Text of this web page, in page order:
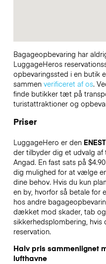
Bagageopbevaring har
LuggageHeros
opbevaringssted i en butik
sammen verificeret af os.
finde butikker tæt på
turistattraktioner og
Priser
LuggageHero er den
der tilbyder dig et udvalg
Angad. En fast sats på
dig mulighed for at vælge
dine behov. Hvis du kun
en by, hvorfor så betale for
hos andre
dækket mod skader, tab
sikkerhedsplombering,
reservation.
Halv pris sammenlignet
lufthavne